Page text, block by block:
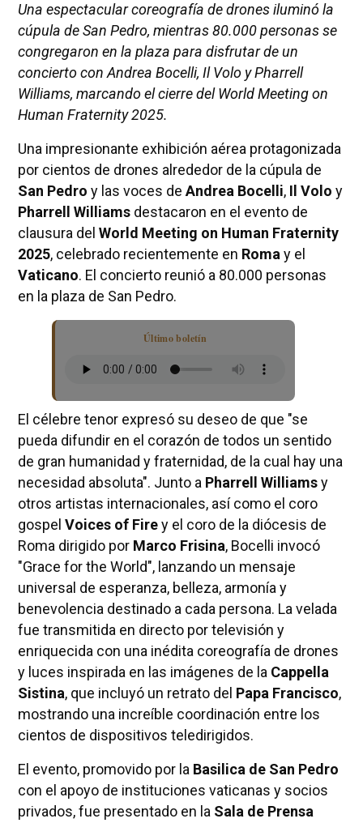
Una espectacular coreografía de drones iluminó la
cúpula de San Pedro, mientras 80.000 personas se
congregaron en la plaza para disfrutar de un
concierto con Andrea Bocelli, Il Volo y Pharrell
Williams, marcando el cierre del World Meeting on
Human Fraternity 2025.
Una impresionante exhibición aérea protagonizada
por cientos de drones alrededor de la cúpula de
San Pedro y las voces de Andrea Bocelli, Il Volo y
Pharrell Williamsdestacaron en el evento de
clausura del World Meeting on Human Fraternity
2025, celebrado recientemente en Romay el
Vaticano. El concierto reunió a 80.000 personas
en la plaza de San Pedro.
Último boletín
El célebre tenor expresó su deseo de que "se
pueda difundir en el corazón de todos un sentido
de gran humanidad y fraternidad, de la cual hay una
necesidad absoluta". Junto a Pharrell Williamsy
otros artistas internacionales, así como el coro
gospel Voices of Firey el coro de la diócesis de
Roma dirigido por Marco Frisina, Bocelli invocó
"Grace for the World", lanzando un mensaje
universal de esperanza, belleza, armonía y
benevolencia destinado a cada persona. La velada
fue transmitida en directo por televisión y
enriquecida con una inédita coreografía de drones
y luces inspirada en las imágenes de la Cappella
Sistina, que incluyó un retrato del Papa Francisco,
mostrando una increíble coordinación entre los
cientos de dispositivos teledirigidos.
El evento, promovido por la Basilica de San Pedro
con el apoyo de instituciones vaticanas y socios
privados, fue presentado en la Sala de Prensa